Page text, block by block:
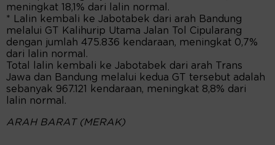
meningkat 18,1% dari lalin normal.
* Lalin kembali ke Jabotabek dari arah Bandung
melalui GT Kalihurip Utama Jalan Tol Cipularang
dengan jumlah 475.836 kendaraan, meningkat 0,7%
dari lalin normal.
Total lalin kembali ke Jabotabek dari arah Trans
Jawa dan Bandung melalui kedua GT tersebut adalah
sebanyak 967.121 kendaraan, meningkat 8,8% dari
lalin normal.
ARAH BARAT (MERAK)